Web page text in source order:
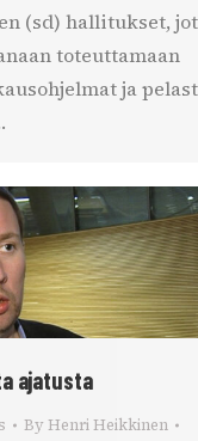
(sd) hallitukset,
toteuttamaan
ja
ajatusta
By Henri Heikkinen